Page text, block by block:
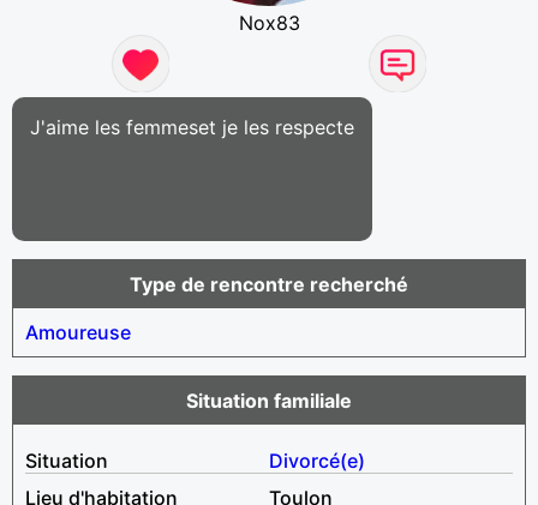
Nox83
J'aime les femmeset je les respecte
Type de rencontre recherché
Amoureuse
Situation familiale
Situation
Divorcé(e)
Lieu d'habitation
Toulon